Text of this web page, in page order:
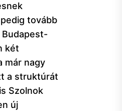
tovább
két
már nagy
a struktúrát
Szolnok
új